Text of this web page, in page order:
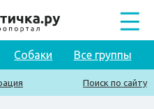
Собаки Все группы
Поиск по сайту